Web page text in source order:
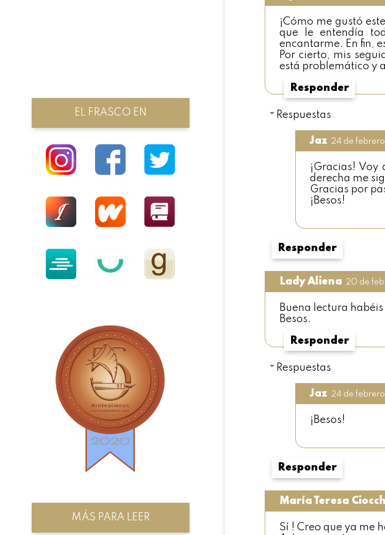
¡Cómo me gustó
que le entendía
encantarme. En fin,
Por cierto, mis
está problemático y
Responder
Respuestas
Jaz 24 de
¡Gracias!
derecha me
Gracias por
¡Besos!
Responder
Lady Aliena 20 de
Buena lectura
Besos.
Responder
Respuestas
Jaz 24 de
¡Besos!
Responder
María Teresa
Sí ! Creo que ya me
EL FRASCO EN
MÁS PARA LEER